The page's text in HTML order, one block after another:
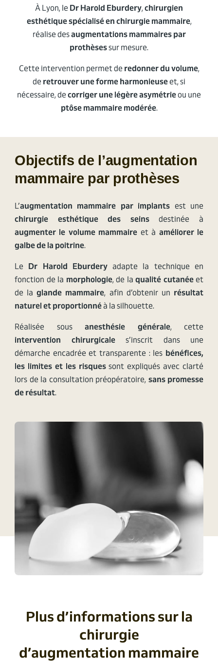
À Lyon, le Dr Harold Eburdery, chirurgien
esthétique spécialisé en chirurgie mammaire,
réalise desaugmentations mammaires par
prothèsessur mesure.
Cette intervention permet de redonner du volume,
de retrouver une forme harmonieuseet, si
nécessaire, de corriger une légère asymétrieou une
ptôse mammaire modérée.
Objectifs de l’augmentation
mammaire par prothèses
L’augmentation mammaire par implants est une
chirurgie esthétique des seinsdestinée à
augmenter le volume mammaire et à améliorer le
galbe de la poitrine.
Le Dr Harold Eburderyadapte la technique en
fonction de la morphologie, de la qualité cutanéeet
de laglande mammaire, afin d’obtenir un résultat
naturel et proportionnéà la silhouette.
Réalisée sous anesthésie générale, cette
intervention chirurgicales’inscrit dans une
démarche encadrée et transparente : les bénéfices,
les limites et les risquessont expliqués avec clarté
lors de la consultation préopératoire, sans promesse
de résultat.
Plus d’informations sur la
chirurgie
d’augmentation mammaire